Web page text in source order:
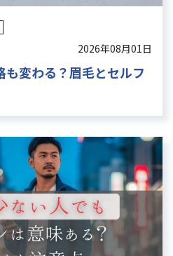
2026年08月01日
も変わる？眉毛とセルフ